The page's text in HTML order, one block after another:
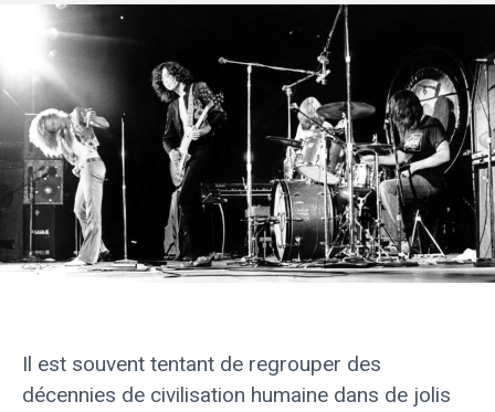
Il est souvent tentant de regrouper des
décennies de civilisation humaine dans de jolis